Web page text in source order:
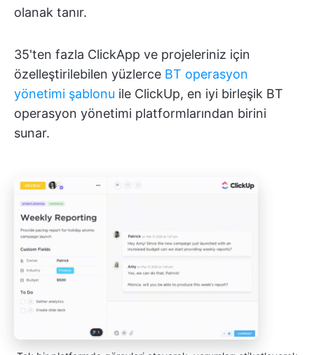
olanak tanır.
35'ten fazla ClickApp ve projeleriniz için
özelleştirilebilen yüzlerce BT operasyon
yönetimi şablonu ile ClickUp, en iyi birleşik BT
operasyon yönetimi platformlarından birini
sunar.